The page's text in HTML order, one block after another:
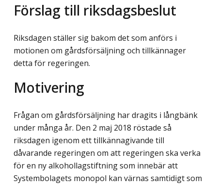
Förslag till riksdagsbeslut
Riksdagen ställer sig bakom det som anförs i
motionen om gårdsförsäljning och tillkännager
detta för regeringen.
Motivering
Frågan om gårdsförsäljning har dragits i långbänk
under många år. Den 2 maj 2018 röstade så
riksdagen igenom ett tillkännagivande till
dåvarande regeringen om att regeringen ska verka
för en ny alkohollagstiftning som innebär att
Systembolagets monopol kan värnas samtidigt som